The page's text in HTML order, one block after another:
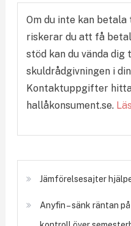
Om du inte kan
riskerar du att få
stöd kan du vända dig
skuldrådgivningen i
Kontaktuppgifter
hallåkonsument.se.
Jämförelsesajter
Anyfin – sänk räntan